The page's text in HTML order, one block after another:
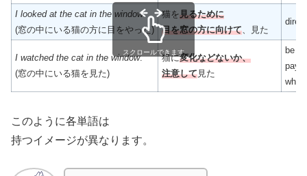
I looked at the cat in the window.
(窓の中にいる猫の方に目をやった)
猫を 見るために
目を窓の方に向けて、見た
I watched the cat in the window.
(窓の中にいる猫を見た)
猫に変化などないか、
注意して見た
be
pay
what
スクロールできます
このように各単語は
持つイメージが異なります。